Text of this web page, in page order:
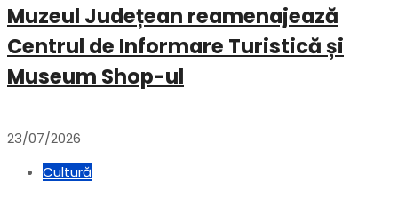
Muzeul Județean reamenajează
Centrul de Informare Turistică și
Museum Shop-ul
23/07/2026
Cultură